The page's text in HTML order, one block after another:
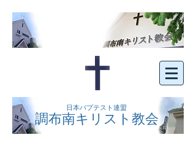
日本バプテスト連盟
調布南キリスト教会